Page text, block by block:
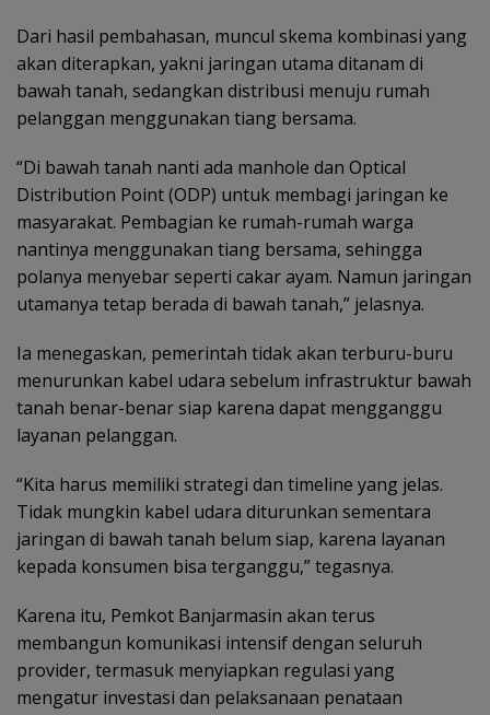
Dari hasil pembahasan, muncul skema kombinasi yang
akan diterapkan, yakni jaringan utama ditanam di
bawah tanah, sedangkan distribusi menuju rumah
pelanggan menggunakan tiang bersama.
“Di bawah tanah nanti ada manhole dan Optical
Distribution Point (ODP) untuk membagi jaringan ke
masyarakat. Pembagian ke rumah-rumah warga
nantinya menggunakan tiang bersama, sehingga
polanya menyebar seperti cakar ayam. Namun jaringan
utamanya tetap berada di bawah tanah,” jelasnya.
Ia menegaskan, pemerintah tidak akan terburu-buru
menurunkan kabel udara sebelum infrastruktur bawah
tanah benar-benar siap karena dapat mengganggu
layanan pelanggan.
“Kita harus memiliki strategi dan timeline yang jelas.
Tidak mungkin kabel udara diturunkan sementara
jaringan di bawah tanah belum siap, karena layanan
kepada konsumen bisa terganggu,” tegasnya.
Karena itu, Pemkot Banjarmasin akan terus
membangun komunikasi intensif dengan seluruh
provider, termasuk menyiapkan regulasi yang
mengatur investasi dan pelaksanaan penataan